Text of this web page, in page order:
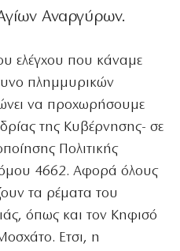
Αναργύρων.
ελέγχου που κάναμε
πλημμυρικών
να προχωρήσουμε
της Κυβέρνησης- σε
Πολιτικής
4662. Αφορά όλους
τα ρέματα του
όπως και τον Κηφισό
Ετσι, η